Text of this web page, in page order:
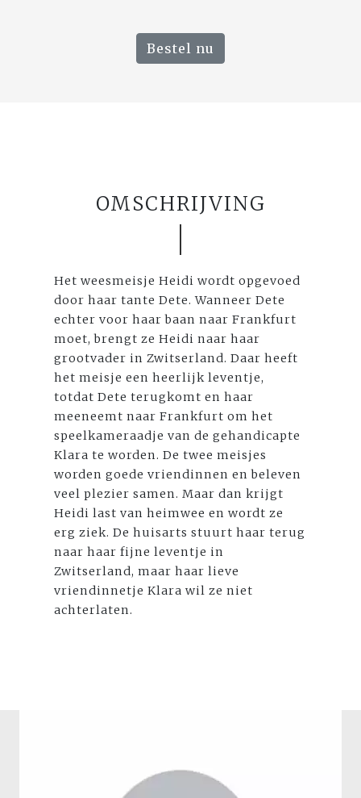
Bestel nu
OMSCHRIJVING
Het weesmeisje Heidi wordt opgevoed
door haar tante Dete. Wanneer Dete
echter voor haar baan naar Frankfurt
moet, brengt ze Heidi naar haar
grootvader in Zwitserland. Daar heeft
het meisje een heerlijk leventje,
totdat Dete terugkomt en haar
meeneemt naar Frankfurt om het
speelkameraadje van de gehandicapte
Klara te worden. De twee meisjes
worden goede vriendinnen en beleven
veel plezier samen. Maar dan krijgt
Heidi last van heimwee en wordt ze
erg ziek. De huisarts stuurt haar terug
naar haar fijne leventje in
Zwitserland, maar haar lieve
vriendinnetje Klara wil ze niet
achterlaten.